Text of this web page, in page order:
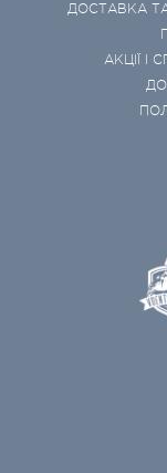
ДОСТАВКА
АКЦІЇ І